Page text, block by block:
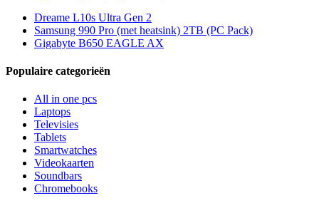
Dreame L10s Ultra Gen 2
Samsung 990 Pro (met heatsink) 2TB (PC Pack)
Gigabyte B650 EAGLE AX
Populaire categorieën
All in one pcs
Laptops
Televisies
Tablets
Smartwatches
Videokaarten
Soundbars
Chromebooks